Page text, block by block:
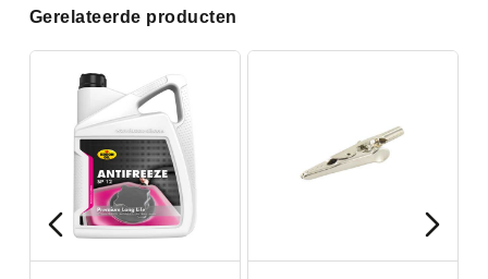
Gerelateerde producten